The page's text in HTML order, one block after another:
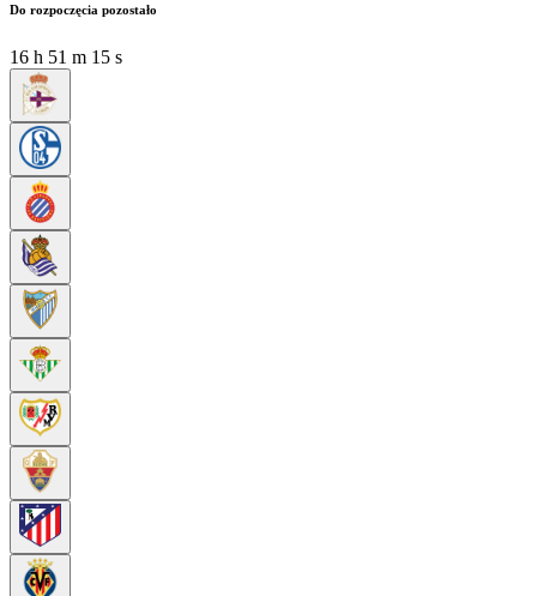
Do rozpoczęcia pozostało
16 h 51 m 14 s